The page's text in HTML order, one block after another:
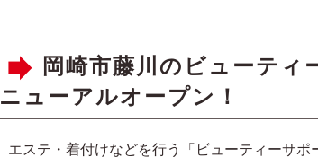
岡崎市藤川のビューティ
ニューアルオープン！
エステ・着付けなどを行う「ビューティーサポ